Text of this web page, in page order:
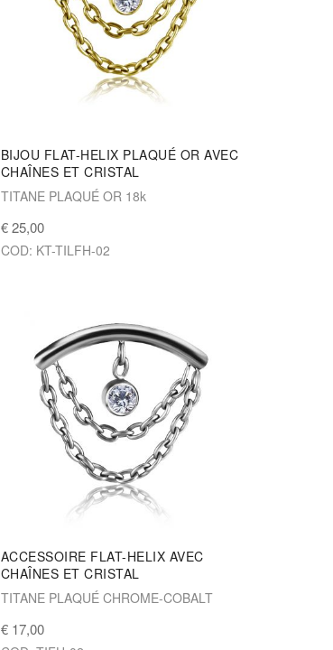
BIJOU FLAT-HELIX PLAQUÉ OR AVEC
CHAÎNES ET CRISTAL
TITANE PLAQUÉ OR 18k
€ 25,00
COD: KT-TILFH-02
ACCESSOIRE FLAT-HELIX AVEC
CHAÎNES ET CRISTAL
TITANE PLAQUÉ CHROME-COBALT
€ 17,00